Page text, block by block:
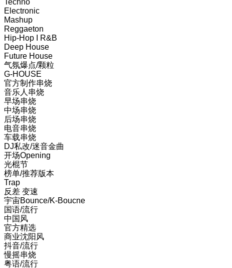
Techno
Electronic
Mashup
Reggaeton
Hip-Hop I R&B
Deep House
Future House
气氛爆点/颗粒
G-HOUSE
官方制作串烧
音乐人串烧
早场串烧
中场串烧
后场串烧
电音串烧
车载串烧
DJ私改/迷音金曲
开场Opening
光棍节
榜单/推荐版本
Trap
反差 变速
宇宙Bounce/K-Boucne
国语/流行
中国风
官方精选
商业沈阳风
抖音/流行
慢摇串烧
粤语/流行